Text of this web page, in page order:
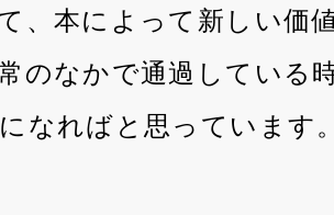
、本によって新しい価
のなかで通過している
なればと思っています